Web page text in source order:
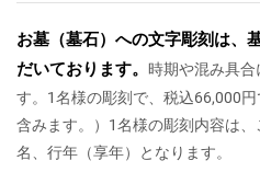
お墓（墓石）への文字彫刻は、
だいております。
時期や混み具
す。1名様の彫刻で、税込66,000
含みます。）1名様の彫刻内容は
名、行年（享年）となります。